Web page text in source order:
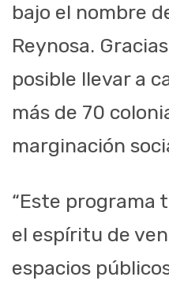
bajo el nombre
Reynosa.
posible llevar a
más de 70
marginación
“Este programa
el espíritu de
espacios